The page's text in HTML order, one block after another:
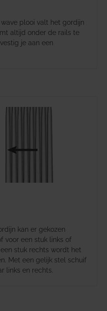
plooi valt het gordijn
altijd onder de rails te
je aan een
kan er gekozen
voor een stuk links of
stuk rechts wordt het
Met een gelijk stel schuif
links en rechts.